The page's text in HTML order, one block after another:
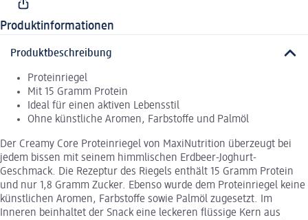
Produktinformationen
Produktbeschreibung
Proteinriegel
Mit 15 Gramm Protein
Ideal für einen aktiven Lebensstil
Ohne künstliche Aromen, Farbstoffe und Palmöl
Der Creamy Core Proteinriegel von MaxiNutrition überzeugt bei
jedem bissen mit seinem himmlischen Erdbeer-Joghurt-
Geschmack. Die Rezeptur des Riegels enthält 15 Gramm Protein
und nur 1,8 Gramm Zucker. Ebenso wurde dem Proteinriegel keine
künstlichen Aromen, Farbstoffe sowie Palmöl zugesetzt. Im
Inneren beinhaltet der Snack eine leckeren flüssige Kern aus